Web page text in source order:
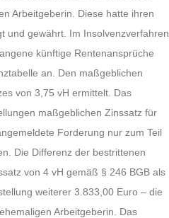
Arbeitgeberin. Diese hatte ihren
und gewährt. Im Insolvenzverfahren
künftige Rentenansprüche
an. Den maßgeblichen
von 3,75 vH ermittelt. Das
maßgeblichen Zinssatz für
Forderung nur zum Teil
Die Differenz der bestrittenen
von 4 vH gemäß § 246 BGB als
weiterer 3.833,00 Euro – die
Arbeitgeberin. Das